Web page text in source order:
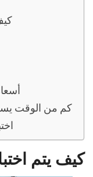
كم من الوقت
كيف يتم